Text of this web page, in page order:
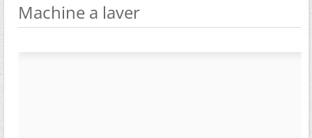
Machine a laver